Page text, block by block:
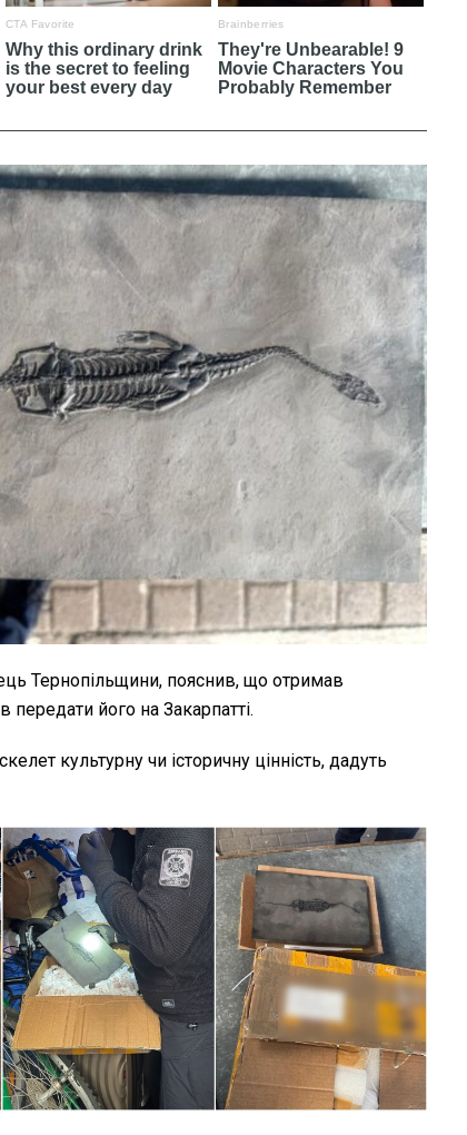
Тернопільщини, пояснив, що отримав
передати його на Закарпатті.
культурну чи історичну цінність, дадуть